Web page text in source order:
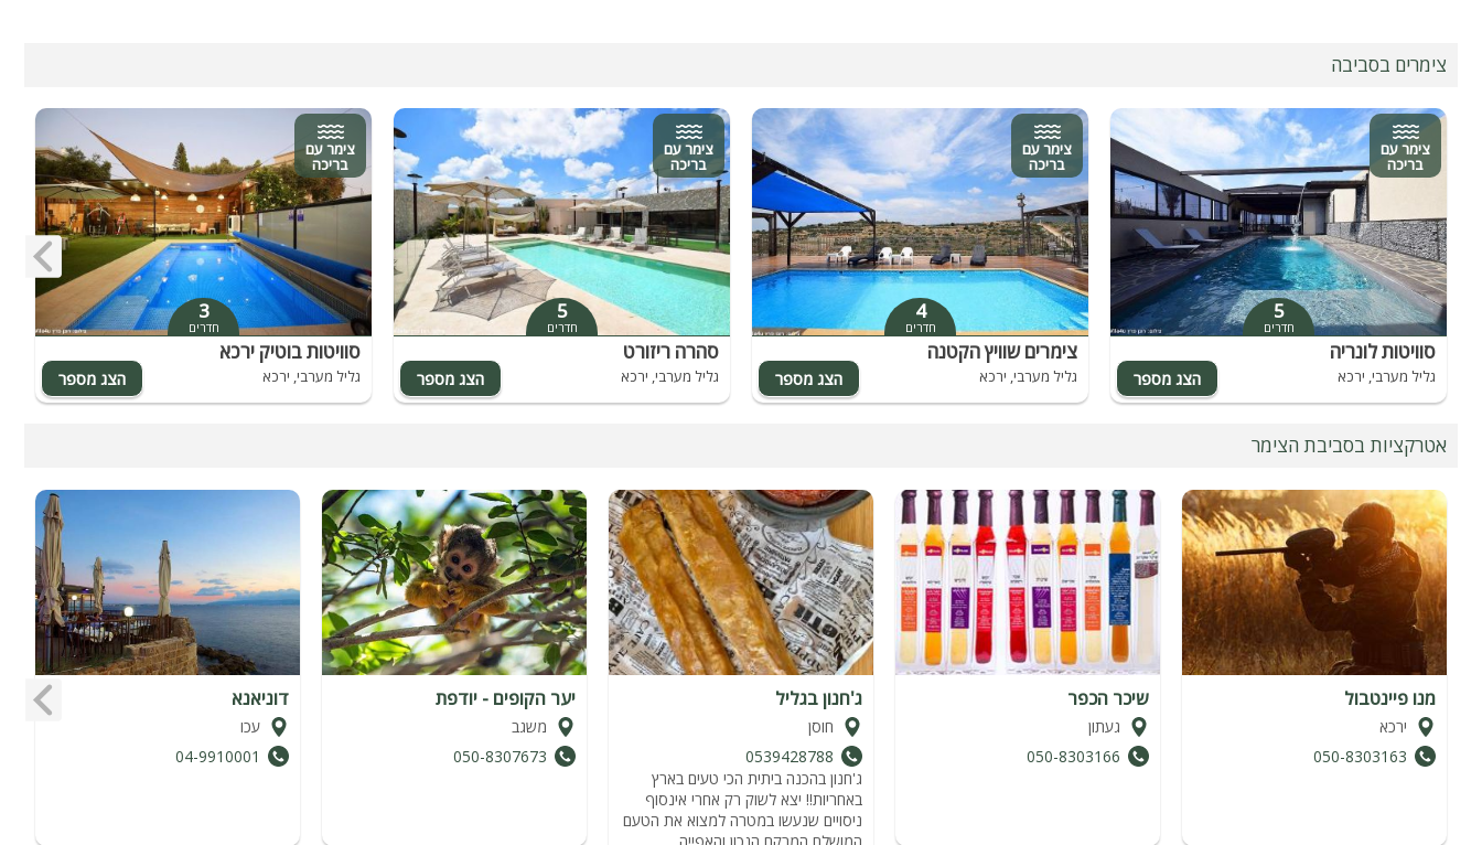
צימרים בסביבה
צימר עם
בריכה
5
חדרים
סוויטות לונריה
גליל מערבי, ירכא
צימר עם
בריכה
4
חדרים
צימרים שוויץ הקטנה
גליל מערבי, ירכא
צימר עם
בריכה
5
חדרים
סהרה ריזורט
גליל מערבי, ירכא
צימר עם
בריכה
3
חדרים
סוויטות בוטיק ירכא
גליל מערבי, ירכא
אטרקציות בסביבת הצימר
מנו פיינטבול
ירכא
050-8303163
שיכר הכפר
געתון
050-8303166
ג'חנון בגליל
חוסן
0539428788
ג'חנון בהכנה ביתית הכי טעים בארץ
באחריות!! יצא לשוק רק אחרי אינסוף
ניסויים שנעשו במטרה למצוא את הטעם
יער הקופים - יודפת
משגב
050-8307673
דוניאנא
עכו
04-9910001